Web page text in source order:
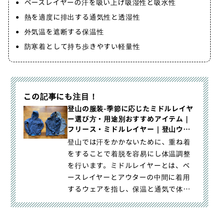
ベースレイヤーの汗を吸い上げ吸湿性と吸水性
熱を適度に排出する通気性と透湿性
外気温を遮断する保温性
防寒着として持ち歩きやすい軽量性
この記事にも注目！
登山の服装-季節に応じたミドルレイヤ
ー選び方・用途別おすすめアイテム｜
フリース・ミドルレイヤー｜登山ウェ
ア｜山のモノ｜登山・トレラン・山ス
キーマガジン「山旅旅」
登山では汗をかかないために、重ね着
をすることで着脱を容易にし体温調整
を行います。ミドルレイヤーとは、ベ
ースレイヤーとアウターの中間に着用
するウェアを指し、保温と通気で体温
調整をする役割があります。この｜登